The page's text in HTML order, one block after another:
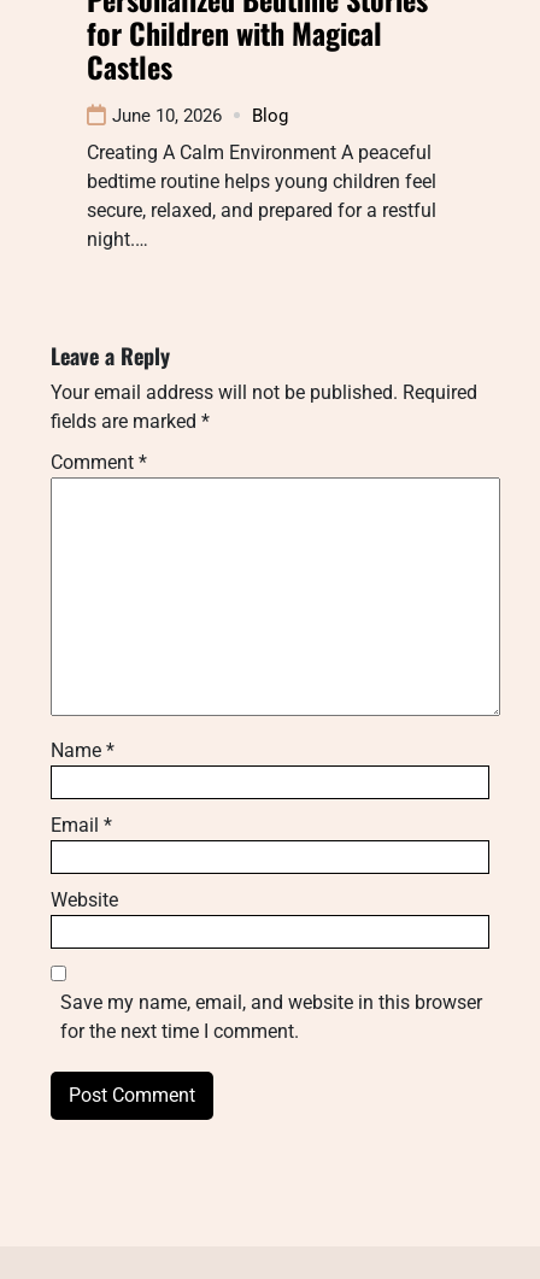
for Children with Magical
Castles
June 10, 2026 Blog
Creating A Calm Environment A peaceful
bedtime routine helps young children feel
secure, relaxed, and prepared for a restful
night.…
Leave a Reply
Your email address will not be published. Required
fields are marked *
Comment *
Name *
Email *
Website
Save my name, email, and website in this browser
for the next time I comment.